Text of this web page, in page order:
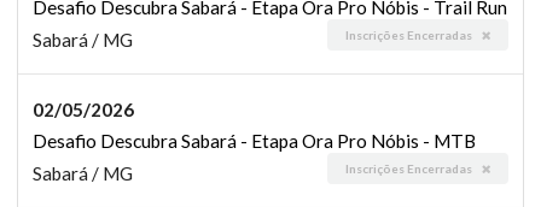
Desafio Descubra Sabará - Etapa Ora Pro Nóbis - Trail Run
Inscrições Encerradas
Sabará / MG
02/05/2026
Desafio Descubra Sabará - Etapa Ora Pro Nóbis - MTB
Inscrições Encerradas
Sabará / MG